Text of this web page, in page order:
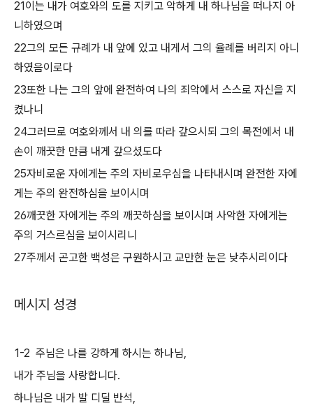
21이는 내가 여호와의 도를 지키고 악하게 내 하나님을 떠나지 아
니하였으며
22그의 모든 규례가 내 앞에 있고 내게서 그의 율례를 버리지 아니
하였음이로다
23또한 나는 그의 앞에 완전하여 나의 죄악에서 스스로 자신을 지
켰나니
24그러므로 여호와께서 내 의를 따라 갚으시되 그의 목전에서 내
손이 깨끗한 만큼 내게 갚으셨도다
25자비로운 자에게는 주의 자비로우심을 나타내시며 완전한 자에
게는 주의 완전하심을 보이시며
26깨끗한 자에게는 주의 깨끗하심을 보이시며 사악한 자에게는
주의 거스르심을 보이시리니
27주께서 곤고한 백성은 구원하시고 교만한 눈은 낮추시리이다
메시지 성경
1-2 주님은 나를 강하게 하시는 하나님,
내가 주님을 사랑합니다.
하나님은 내가 발 디딜 반석,